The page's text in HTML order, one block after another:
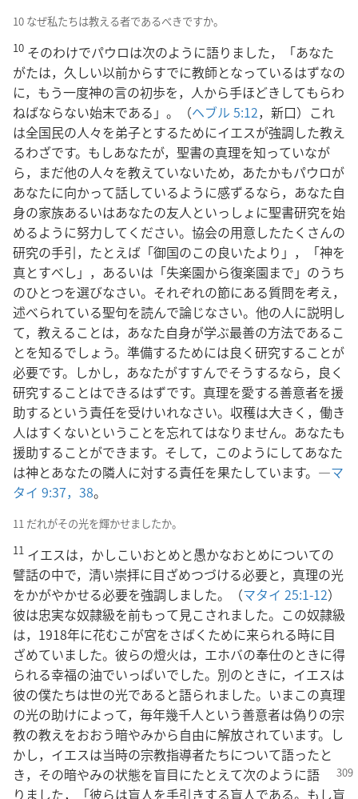
10 なぜ私たちは教える者であるべきですか。
10 そのわけでパウロは次のように語りました，「あなた
がたは，久しい以前からすでに教師となっているはずなの
に，もう一度神の言の初歩を，人から手ほどきしてもらわ
ねばならない始末である」。（ヘブル 5:12，新口）これ
は全国民の人々を弟子とするためにイエスが強調した教え
るわざです。もしあなたが，聖書の真理を知っていなが
ら，まだ他の人々を教えていないため，あたかもパウロが
あなたに向かって話しているように感ずるなら，あなた自
身の家族あるいはあなたの友人といっしょに聖書研究を始
めるように努力してください。協会の用意したたくさんの
研究の手引，たとえば「御国のこの良いたより」，「神を
真とすべし」，あるいは「失楽園から復楽園まで」のうち
のひとつを選びなさい。それぞれの節にある質問を考え，
述べられている聖句を読んで論じなさい。他の人に説明し
て，教えることは，あなた自身が学ぶ最善の方法であるこ
とを知るでしょう。準備するためには良く研究することが
必要です。しかし，あなたがすすんでそうするなら，良く
研究することはできるはずです。真理を愛する善意者を援
助するという責任を受けいれなさい。収穫は大きく，働き
人はすくないということを忘れてはなりません。あなたも
援助することができます。そして，このようにしてあなた
は神とあなたの隣人に対する責任を果たしています。―マ
タイ 9:37，38。
11 だれがその光を輝かせましたか。
11 イエスは，かしこいおとめと愚かなおとめについての
譬話の中で，清い崇拝に目ざめつづける必要と，真理の光
をかがやかせる必要を強調しました。（マタイ 25:1-12）
彼は忠実な奴隷級を前もって見こされました。この奴隷級
は，1918年に花むこが宮をさばくために来られる時に目
ざめていました。彼らの燈火は，エホバの奉仕のときに得
られる幸福の油でいっぱいでした。別のときに，イエスは
彼の僕たちは世の光であると語られました。いまこの真理
の光の助けによって，毎年幾千人という善意者は偽りの宗
教の教えをおおう暗やみから自由に解放されています。し
かし，イエスは当時の宗教指導者たちについて語ったと
き，その暗やみの状態を盲目にたとえて次のように語
りました，「彼らは盲人を手引きする盲人である。もし盲